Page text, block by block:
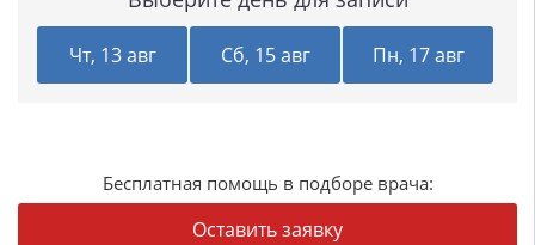
Чт, 13 авг Сб, 15 авг Пн, 17 авг
Бесплатная помощь в подборе врача:
Оставить заявку